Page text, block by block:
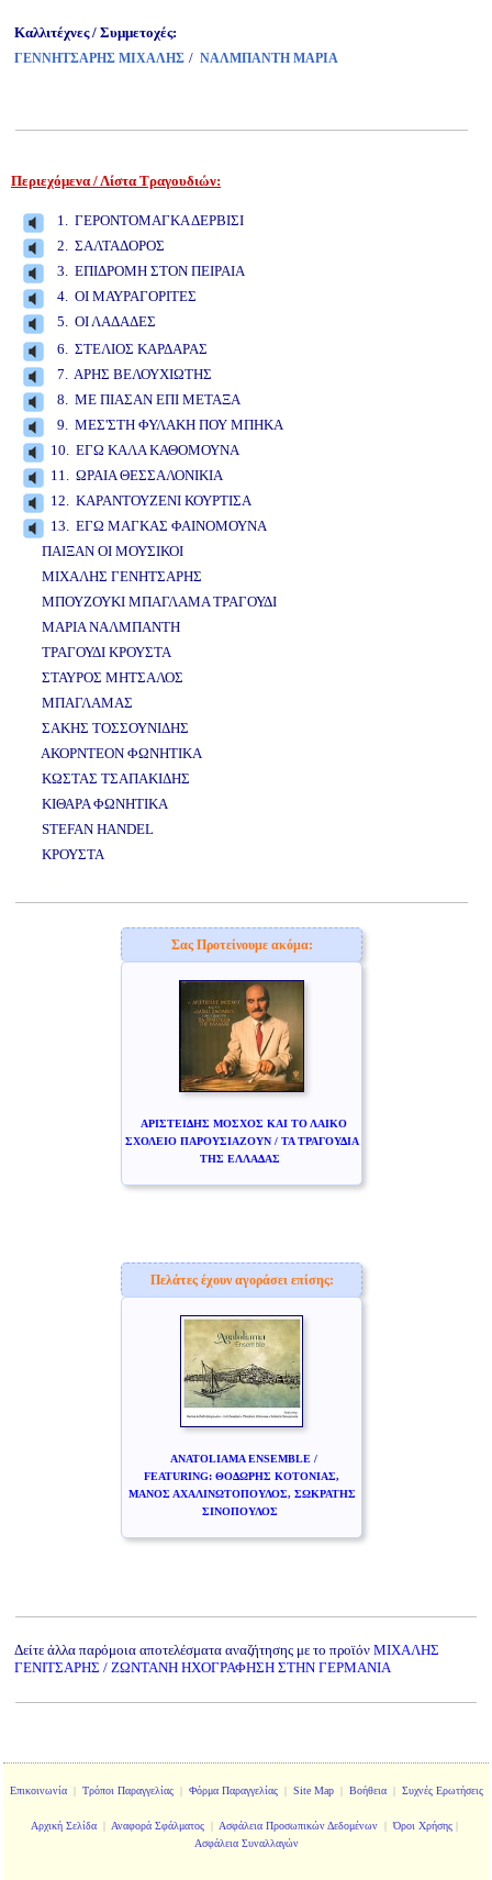
Καλλιτέχνες / Συμμετοχές:
ΓΕΝΝΗΤΣΑΡΗΣ ΜΙΧΑΛΗΣ / ΝΑΛΜΠΑΝΤΗ ΜΑΡΙΑ
Περιεχόμενα / Λίστα Τραγουδιών:
1. ΓΕΡΟΝΤΟΜΑΓΚΑ ΔΕΡΒΙΣΙ
2. ΣΑΛΤΑΔΟΡΟΣ
3. ΕΠΙΔΡΟΜΗ ΣΤΟΝ ΠΕΙΡΑΙΑ
4. ΟΙ ΜΑΥΡΑΓΟΡΙΤΕΣ
5. ΟΙ ΛΑΔΑΔΕΣ
6. ΣΤΕΛΙΟΣ ΚΑΡΔΑΡΑΣ
7. ΑΡΗΣ ΒΕΛΟΥΧΙΩΤΗΣ
8. ΜΕ ΠΙΑΣΑΝ ΕΠΙ ΜΕΤΑΞΑ
9. ΜΕΣ'ΣΤΗ ΦΥΛΑΚΗ ΠΟΥ ΜΠΗΚΑ
10. ΕΓΩ ΚΑΛΑ ΚΑΘΟΜΟΥΝΑ
11. ΩΡΑΙΑ ΘΕΣΣΑΛΟΝΙΚΙΑ
12. ΚΑΡΑΝΤΟΥΖΕΝΙ ΚΟΥΡΤΙΣΑ
13. ΕΓΩ ΜΑΓΚΑΣ ΦΑΙΝΟΜΟΥΝΑ
ΠΑΙΞΑΝ ΟΙ ΜΟΥΣΙΚΟΙ
ΜΙΧΑΛΗΣ ΓΕΝΗΤΣΑΡΗΣ
ΜΠΟΥΖΟΥΚΙ ΜΠΑΓΛΑΜΑ ΤΡΑΓΟΥΔΙ
ΜΑΡΙΑ ΝΑΛΜΠΑΝΤΗ
ΤΡΑΓΟΥΔΙ ΚΡΟΥΣΤΑ
ΣΤΑΥΡΟΣ ΜΗΤΣΑΛΟΣ
ΜΠΑΓΛΑΜΑΣ
ΣΑΚΗΣ ΤΟΣΣΟΥΝΙΔΗΣ
ΑΚΟΡΝΤΕΟΝ ΦΩΝΗΤΙΚΑ
ΚΩΣΤΑΣ ΤΣΑΠΑΚΙΔΗΣ
ΚΙΘΑΡΑ ΦΩΝΗΤΙΚΑ
STEFAN HANDEL
ΚΡΟΥΣΤΑ
Σας Προτείνουμε ακόμα:
ΑΡΙΣΤΕΙΔΗΣ ΜΟΣΧΟΣ ΚΑΙ ΤΟ ΛΑΙΚΟ
ΣΧΟΛΕΙΟ ΠΑΡΟΥΣΙΑΖΟΥΝ / ΤΑ ΤΡΑΓΟΥΔΙΑ
ΤΗΣ ΕΛΛΑΔΑΣ
Πελάτες έχουν αγοράσει επίσης:
ANATOLIAMA ENSEMBLE /
FEATURING: ΘΟΔΩΡΗΣ ΚΟΤΟΝΙΑΣ,
ΜΑΝΟΣ ΑΧΑΛΙΝΩΤΟΠΟΥΛΟΣ, ΣΩΚΡΑΤΗΣ
ΣΙΝΟΠΟΥΛΟΣ
Δείτε άλλα παρόμοια αποτελέσματα αναζήτησης με το προϊόν ΜΙΧΑΛΗΣ
ΓΕΝΙΤΣΑΡΗΣ / ΖΩΝΤΑΝΗ ΗΧΟΓΡΑΦΗΣΗ ΣΤΗΝ ΓΕΡΜΑΝΙΑ
Επικοινωνία| Τρόποι Παραγγελίας| Φόρμα Παραγγελίας| Site Map| Βοήθεια| Συχνές Ερωτήσεις
Αρχική Σελίδα | Αναφορά Σφάλματος | Ασφάλεια Προσωπικών Δεδομένων |Όροι Χρήσης |
Ασφάλεια Συναλλαγών